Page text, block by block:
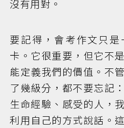
沒有用對。
要記得，會考作文只
卡。它很重要，但它不
能定義我們的價值。不
了幾級分，都不要忘記
生命經驗、感受的人，
利用自己的方式說話。